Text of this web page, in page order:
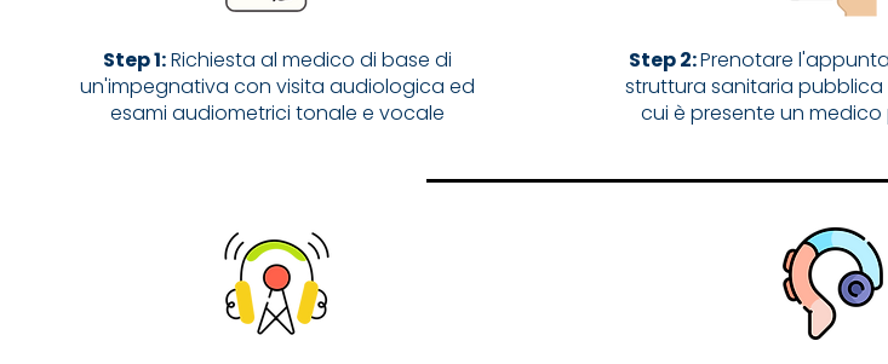
Step 1:Richiesta al medico di base di
un'impegnativa con visita audiologica ed
esami audiometrici tonale e vocale
Step 2:Prenotare
struttura sanitaria pubblica
cui è presente un